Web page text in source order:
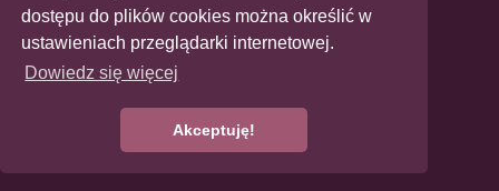
dostępu do plików cookies można określić w
ustawieniach przeglądarki internetowej.
Dowiedz się więcej
Akceptuję!